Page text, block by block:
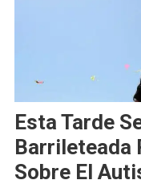
Esta Tarde
Barrileteada
Sobre El